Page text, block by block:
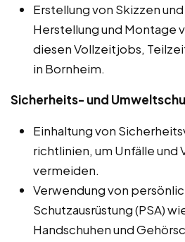
Erstellung von Skizzen
Herstellung und Montage
diesen Vollzeitjobs,
in Bornheim.
Sicherheits- und
Einhaltung von
richtlinien, um Unfälle und
vermeiden.
Verwendung von
Schutzausrüstung (PSA)
Handschuhen und